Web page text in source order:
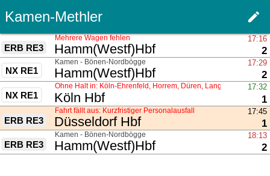
Kamen-Methler edit
ERB RE3 nach
Hamm(Westf)Hbf
17:16
2
Mehrere Wagen fehlen
NX RE1 nach
Hamm(Westf)Hbf
17:29
2
über
Kamen - Bönen-Nordbögge
NX RE1 nach
Köln Hbf
17:32
1
Ohne Halt in: Köln-Ehrenfeld, Horrem, Düren, Langerwehe,
ERB RE3 nach
Düsseldorf Hbf
17:45
1
Fahrt fällt aus: Kurzfristiger Personalausfall
ERB RE3 nach
Hamm(Westf)Hbf
18:13
2
über
Kamen - Bönen-Nordbögge